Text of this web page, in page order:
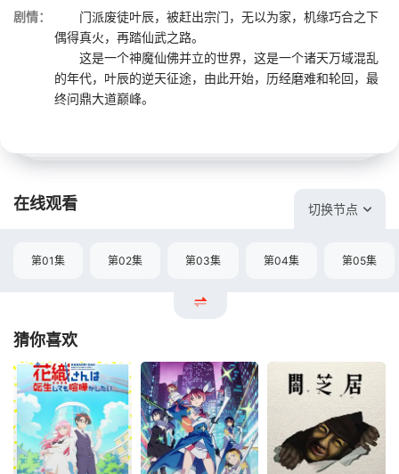
剧情：
门派废徒叶辰，被赶出宗门，无以为家，机缘巧合之下
偶得真火，再踏仙武之路。
这是一个神魔仙佛并立的世界，这是一个诸天万域混乱
的年代，叶辰的逆天征途，由此开始，历经磨难和轮回，最
终问鼎大道巅峰。
在线观看 切换节点
第01集 第02集 第03集 第04集 第05集
猜你喜欢